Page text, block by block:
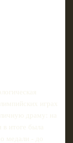
играх
драму: на
итоге была
медали - до